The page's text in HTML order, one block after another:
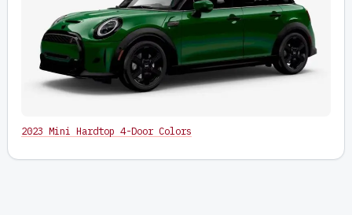
2023 Mini Hardtop 4-Door Colors